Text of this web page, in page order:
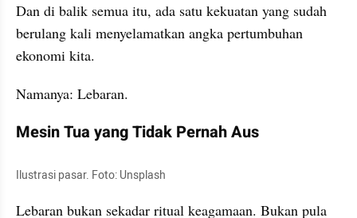
Dan di balik semua itu, ada satu kekuatan yang sudah
berulang kali menyelamatkan angka pertumbuhan
ekonomi kita.
Namanya: Lebaran.
Mesin Tua yang Tidak Pernah Aus
Ilustrasi pasar. Foto: Unsplash
Lebaran bukan sekadar ritual keagamaan. Bukan pula